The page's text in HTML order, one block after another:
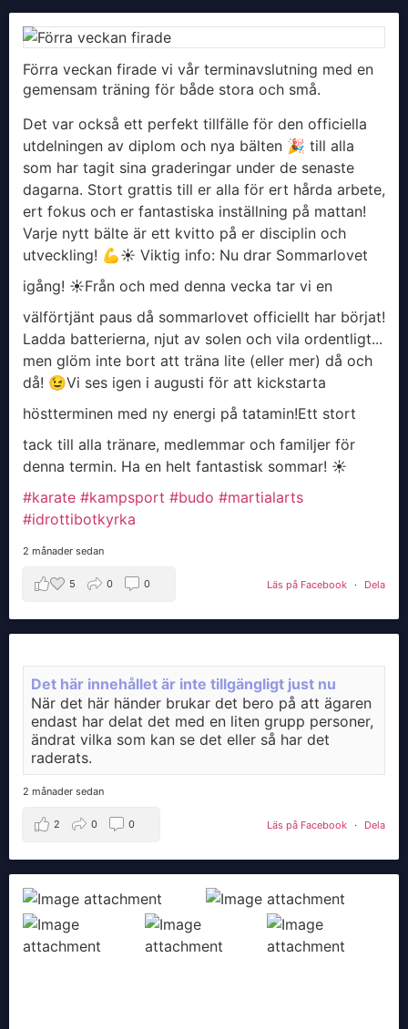
Förra veckan firade vi vår terminavslutning med en
gemensam träning för både stora och små.
Det var också ett perfekt tillfälle för den officiella
utdelningen av diplom och nya bälten 🎉 till alla
som har tagit sina graderingar under de senaste
dagarna. Stort grattis till er alla för ert hårda arbete,
ert fokus och er fantastiska inställning på mattan!
Varje nytt bälte är ett kvitto på er disciplin och
utveckling! 💪​☀️ Viktig info: Nu drar Sommarlovet
igång! ☀️​Från och med denna vecka tar vi en
välförtjänt paus då sommarlovet officiellt har börjat!
Ladda batterierna, njut av solen och vila ordentligt...
men glöm inte bort att träna lite (eller mer) då och
då! 😉​Vi ses igen i augusti för att kickstarta
höstterminen med ny energi på tatamin!​Ett stort
tack till alla tränare, medlemmar och familjer för
denna termin. Ha en helt fantastisk sommar! ☀️
#karate #kampsport #budo #martialarts
#idrottibotkyrka
2 månader sedan
Läs på Facebook · Dela
5 0 0
Det här innehållet är inte tillgängligt just nu
När det här händer brukar det bero på att ägaren
endast har delat det med en liten grupp personer,
ändrat vilka som kan se det eller så har det
raderats.
2 månader sedan
Läs på Facebook · Dela
2 0 0